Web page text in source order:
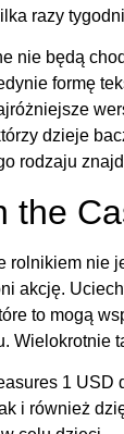
razy
nie będą
formę
dzieje
rodzaju
the
rolnikiem nie
akcję.
to mogą
Wielokrotnie
i również